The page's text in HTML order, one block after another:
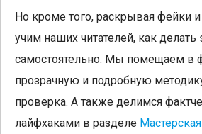
Но кроме того, раскрывая фейки
учим наших читателей, как делать
самостоятельно. Мы помещаем в
прозрачную и подробную
проверка. А также делимся
лайфхаками в разделе Мастерская